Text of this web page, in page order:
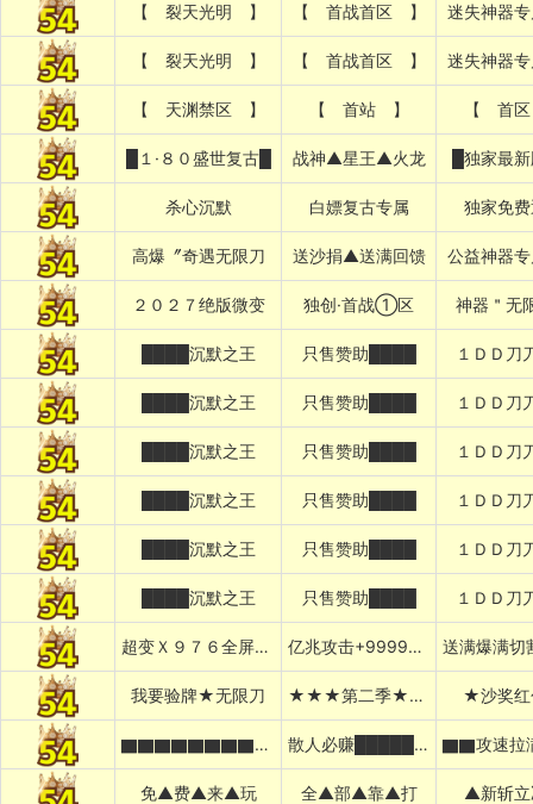
【 裂天光明 】 【 首战首区 】 迷失神器
【 裂天光明 】 【 首战首区 】 迷失神器
【 天渊禁区 】 【 首站 】 【 首
█１·８０盛世复古█ 战神▲星王▲火龙 █独家最
杀心沉默 白嫖复古专属 独家免
高爆〞奇遇无限刀 送沙捐▲送满回馈 公益神器
２０２７绝版微变 独创·首战①区 神器＂无
████沉默之王 只售赞助████ １ＤＤ刀
████沉默之王 只售赞助████ １ＤＤ刀
████沉默之王 只售赞助████ １ＤＤ刀
████沉默之王 只售赞助████ １ＤＤ刀
████沉默之王 只售赞助████ １ＤＤ刀
████沉默之王 只售赞助████ １ＤＤ刀
超变Ｘ９７６全屏乱炸神技 亿兆攻击+999999%吸血专属
我要验牌★无限刀 ★★★第二季★★★ ★沙奖
▇▇▇▇▇▇▇▇▇▇太初之始 散人必赚█████████
免▲费▲来▲玩 全▲部▲靠▲打 ▲新斩